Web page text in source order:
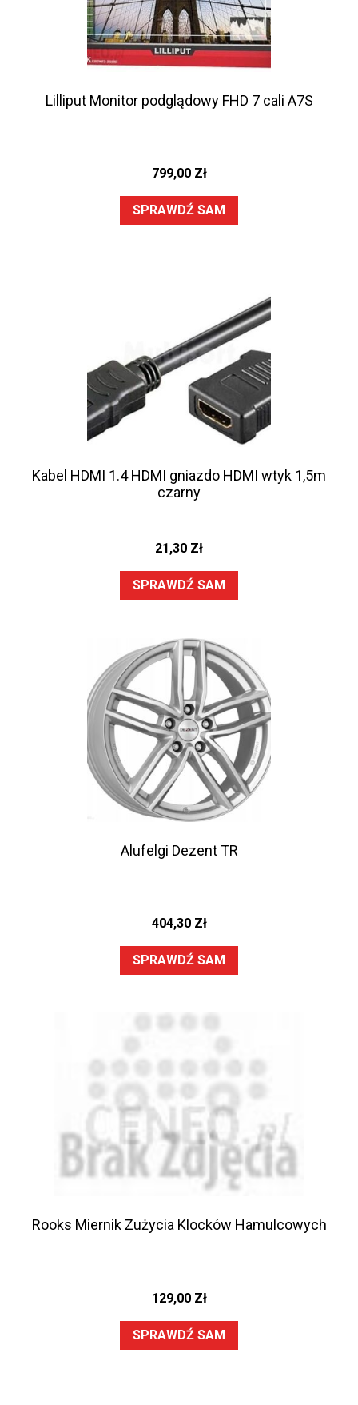
Lilliput Monitor podglądowy FHD 7 cali A7S
799,00 Zł
SPRAWDŹ SAM
Kabel HDMI 1.4 HDMI gniazdo HDMI wtyk 1,5m
czarny
21,30 Zł
SPRAWDŹ SAM
Alufelgi Dezent TR
404,30 Zł
SPRAWDŹ SAM
Rooks Miernik Zużycia Klocków Hamulcowych
129,00 Zł
SPRAWDŹ SAM